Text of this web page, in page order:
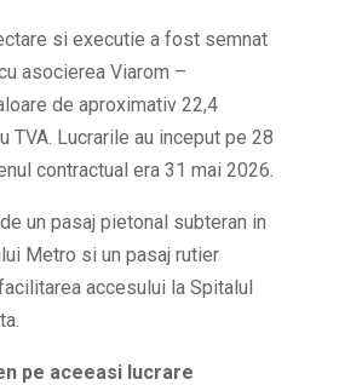
si executie a fost semnat
asocierea Viarom –
de aproximativ 22,4
TVA. Lucrarile au inceput pe 28
contractual era 31 mai 2026.
un pasaj pietonal subteran in
Metro si un pasaj rutier
accesului la Spitalul
pe aceeasi lucrare